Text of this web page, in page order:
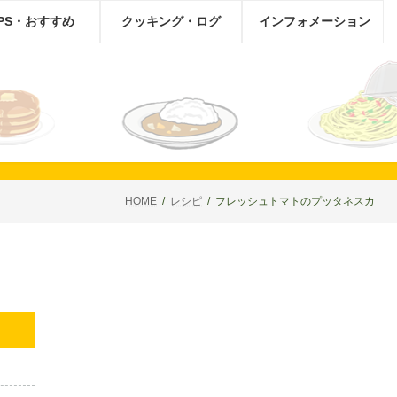
・おすすめ クッキング・ログ インフォメーション
HOME レシピ フレッシュトマトのプッタネスカ